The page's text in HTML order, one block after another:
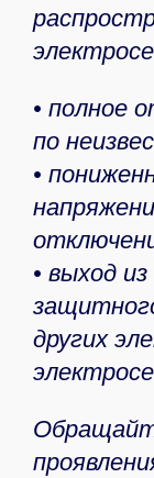
• полное
по
•
• выход
других